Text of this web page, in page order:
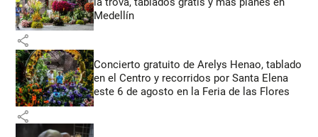
Medellín
share
Concierto gratuito de Arelys Henao, tablado
en el Centro y recorridos por Santa Elena
este 6 de agosto en la Feria de las Flores
share